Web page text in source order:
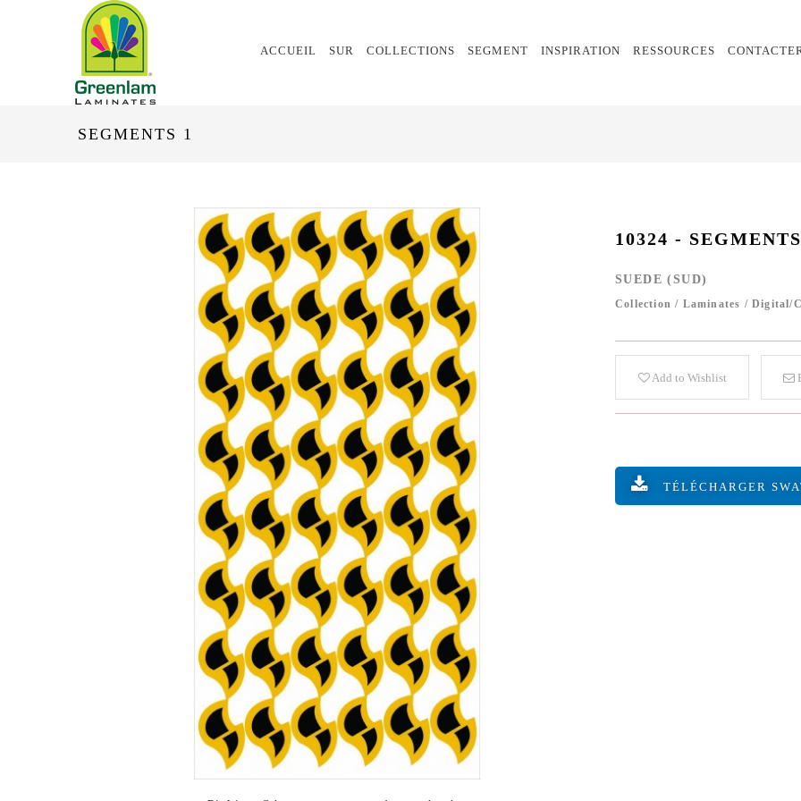
ACCUEIL SUR COLLECTIONS SEGMENT INSPIRATION RESSOURCES
SEGMENTS 1
10324 -
SUEDE (SUD)
Collection / Laminates / Digital/
Add to Wishlist
TÉLÉCHARGER